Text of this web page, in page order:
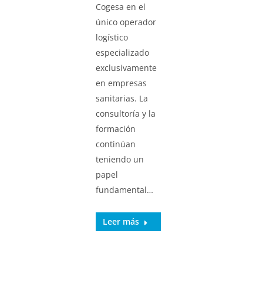
Cogesa en el
único operador
logístico
especializado
exclusivamente
en empresas
sanitarias. La
consultoría y la
formación
continúan
teniendo un
papel
fundamental…
Leer más